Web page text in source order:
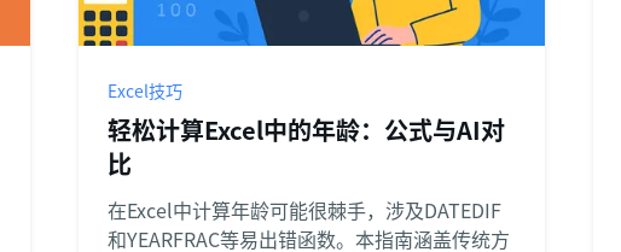
Excel技巧
轻松计算Excel中的年龄：公式与AI对
比
在Excel中计算年龄可能很棘手，涉及DATEDIF
和YEARFRAC等易出错函数。本指南涵盖传统方